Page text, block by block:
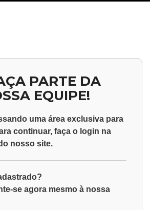
PARTE DA
EQUIPE!
uma área exclusiva para
continuar, faça o login na
nosso site.
se agora mesmo à nossa